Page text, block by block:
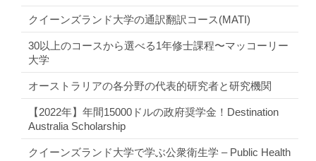
クイーンズランド大学の通訳翻訳コース(MATI)
30以上のコースから選べる1年修士課程〜マッコーリー
大学
オーストラリアの各分野の代表的研究者と研究機関
【2022年】年間15000ドルの政府奨学金！Destination
Australia Scholarship
クイーンズランド大学で学ぶ公衆衛生学 – Public Health